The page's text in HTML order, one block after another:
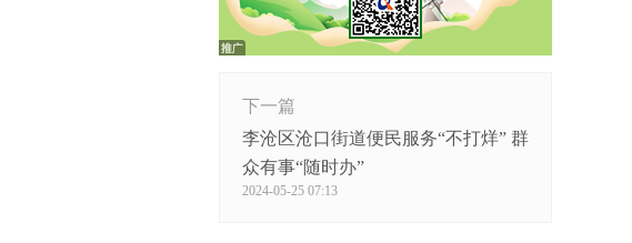
下一篇
李沧区沧口街道便民服务“不打烊” 群
众有事“随时办”
2024-05-25 07:13